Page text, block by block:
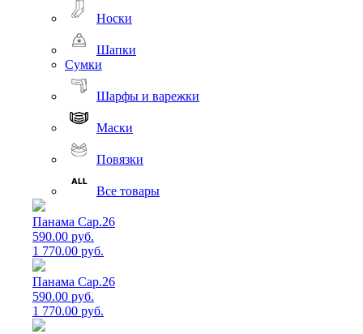
Носки
Шапки
Сумки
Шарфы и варежки
Маски
Повязки
Все товары
Панама Cap.26
590.00 руб.
1 770.00 руб.
Панама Cap.26
590.00 руб.
1 770.00 руб.